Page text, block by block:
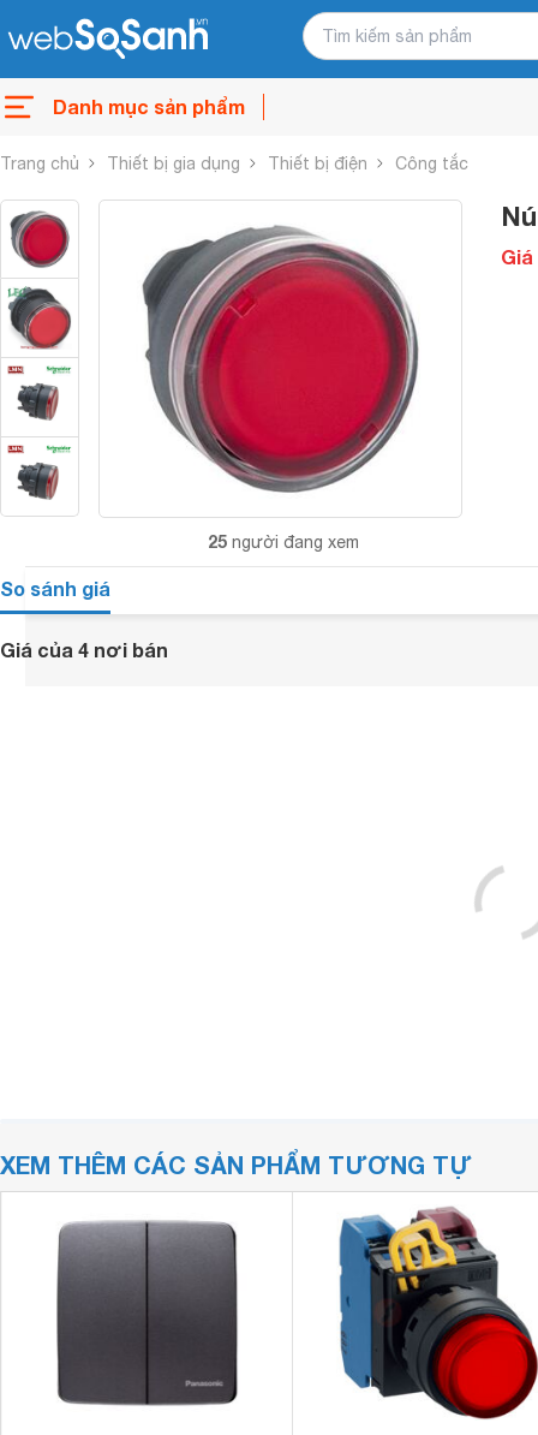
Danh mục sản phẩm
Trang chủ Thiết bị gia dụng Thiết bị điện Công tắc
25 người đang xem
So sánh giá
Giá của 4 nơi bán
XEM THÊM CÁC SẢN PHẨM TƯƠNG TỰ